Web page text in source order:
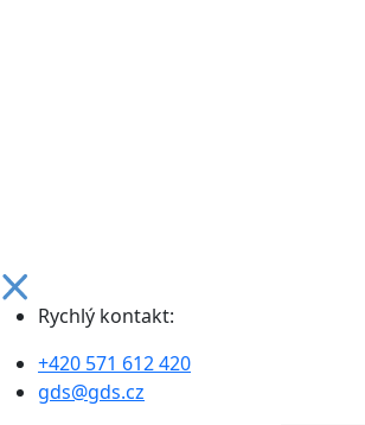
Rychlý kontakt:
+420 571 612 420
gds@gds.cz